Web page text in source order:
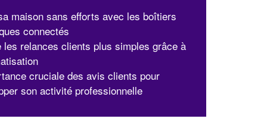
maison sans efforts avec les boîtiers
connectés
les relances clients plus simples grâce à
cruciale des avis clients pour
son activité professionnelle